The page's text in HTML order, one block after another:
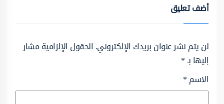
أضف تعليق
لن يتم نشر عنوان بريدك الإلكتروني. الحقول الإلزامية مشار
إليها بـ*
الاسم*